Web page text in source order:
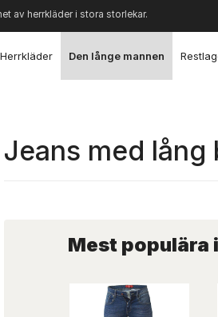
av herrkläder i stora storlekar.
Herrkläder Den långe mannen
Jeans med lång
Mest populära